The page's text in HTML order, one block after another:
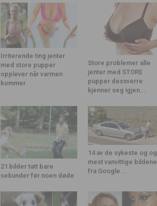
Irriterende ting jenter
med store pupper
opplever når varmen
kommer
Store problemer alle
jenter med STORE
pupper dessverre
kjenner seg igjen...
21 bilder tatt bare
sekunder før noen døde
14 av de sykeste og og
mest vanvittige bildene
fra Google...